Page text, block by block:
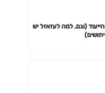
הייעוד (וגם, למה לעזאזל יש
יתושים)